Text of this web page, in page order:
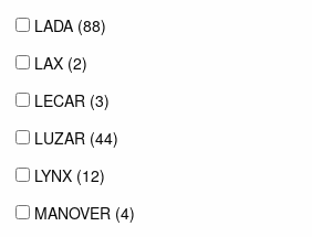
LADA (88)
LAX (2)
LECAR (3)
LUZAR (44)
LYNX (12)
MANOVER (4)